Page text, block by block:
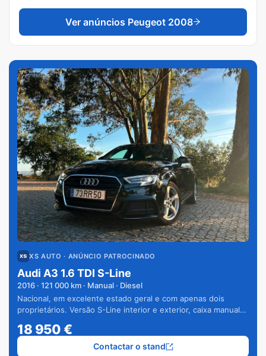
Ver anúncios Peugeot 2008
XS AUTO · ANÚNCIO PATROCINADO
Audi A3 1.6 TDI S-Line
2016 · 121 000 km · Manual · Diesel
Nacional, em excelente estado geral e com apenas dois
proprietários. Versão S-Line interior e exterior, caixa manual
18 950€
Contactar o stand